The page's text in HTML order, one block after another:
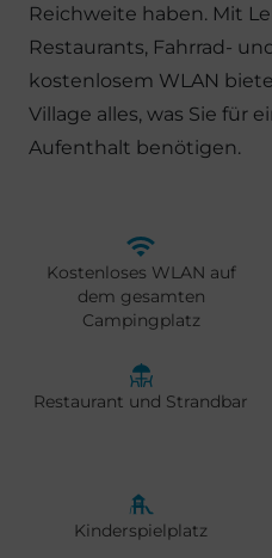
Reichweite haben. Mit
Restaurants, Fahrrad-
kostenlosem WLAN
Village alles, was Sie für
Aufenthalt benötigen.
Kostenloses WLAN auf
dem gesamten
Campingplatz
Restaurant und Strandbar
Kinderspielplatz